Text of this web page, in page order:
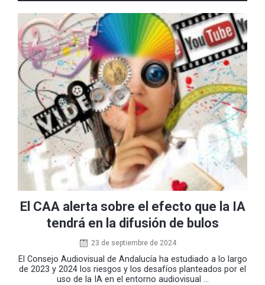
El CAA alerta sobre el efecto que la IA
tendrá en la difusión de bulos
23 de septiembre de 2024
El Consejo Audiovisual de Andalucía ha estudiado a lo largo
de 2023 y 2024 los riesgos y los desafíos planteados por el
uso de la IA en el entorno audiovisual ...